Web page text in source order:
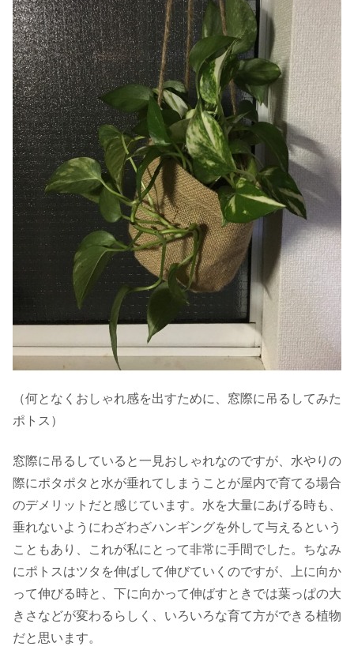
（何となくおしゃれ感を出すために、窓際に吊るしてみた
ポトス）
窓際に吊るしていると一見おしゃれなのですが、水やりの
際にポタポタと水が垂れてしまうことが屋内で育てる場合
のデメリットだと感じています。水を大量にあげる時も、
垂れないようにわざわざハンギングを外して与えるという
こともあり、これが私にとって非常に手間でした。ちなみ
にポトスはツタを伸ばして伸びていくのですが、上に向か
って伸びる時と、下に向かって伸ばすときでは葉っぱの大
きさなどが変わるらしく、いろいろな育て方ができる植物
だと思います。